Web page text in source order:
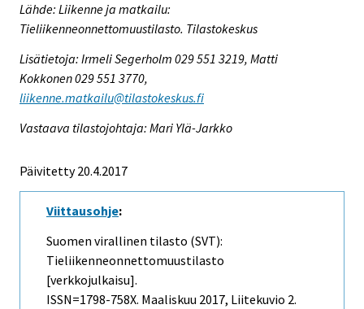
Lähde: Liikenne ja matkailu:
Tieliikenneonnettomuustilasto. Tilastokeskus
Lisätietoja: Irmeli Segerholm 029 551 3219, Matti
Kokkonen 029 551 3770,
liikenne.matkailu@tilastokeskus.fi
Vastaava tilastojohtaja: Mari Ylä-Jarkko
Päivitetty 20.4.2017
Viittausohje:
Suomen virallinen tilasto (SVT):
Tieliikenneonnettomuustilasto
[verkkojulkaisu].
ISSN=1798-758X. Maaliskuu 2017, Liitekuvio 2.